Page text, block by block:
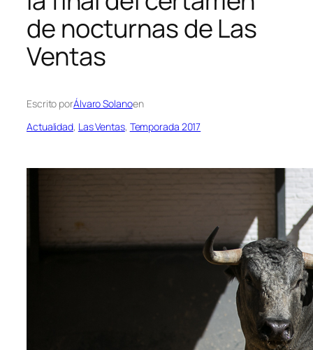
de nocturnas de Las
Ventas
Escrito porÁlvaro Solanoen
Actualidad, Las Ventas, Temporada 2017